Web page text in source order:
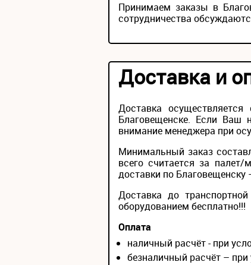
Принимаем заказы в
сотрудничества
Доставка и
Доставка
Благовещенске. Если Ваш
внимание менеджера при
Минимальный заказ
всего считается за
доставки по
Доставка до
оборудованием бесплатно!!!
Оплата
наличный расчёт - при
безналичный расчёт –